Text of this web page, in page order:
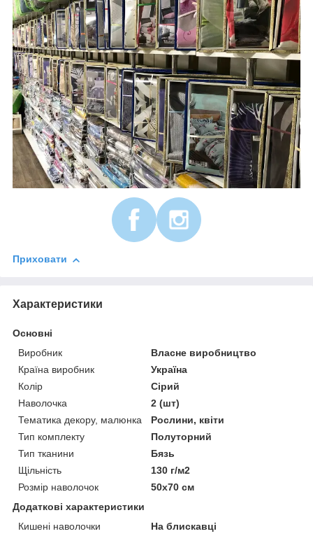
Приховати
Характеристики
Основні
Виробник
Власне виробництво
Країна виробник
Україна
Колір
Сірий
Наволочка
2 (шт)
Тематика декору, малюнка
Рослини, квіти
Тип комплекту
Полуторний
Тип тканини
Бязь
Щільність
130 г/м2
Розмір наволочок
50х70 см
Додаткові характеристики
Кишені наволочки
На блискавці